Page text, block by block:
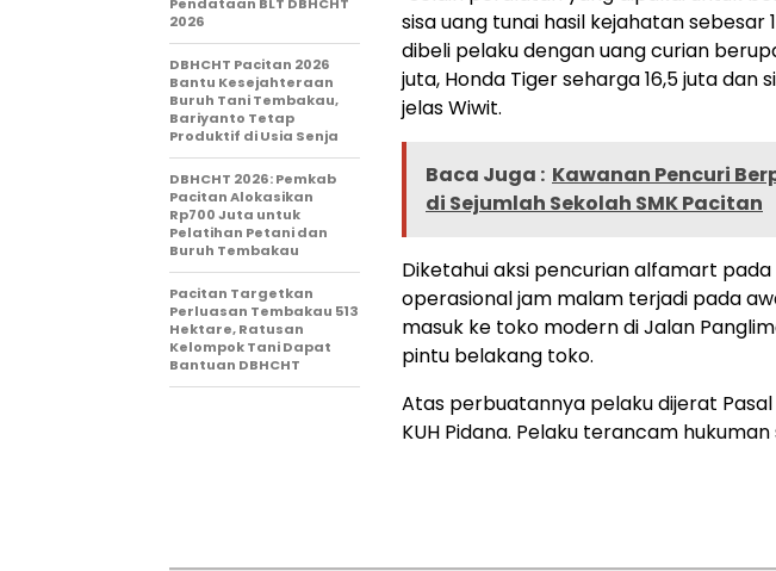
sisa uang tunai hasil kejahatan
dibeli pelaku dengan uang curian
juta, Honda Tiger seharga 16,5 juta dan
jelas Wiwit.
Baca Juga : Kawanan Pencuri
di Sejumlah Sekolah SMK Pacitan
Diketahui aksi pencurian alfamart
operasional jam malam terjadi pada
masuk ke toko modern di Jalan
pintu belakang toko.
Atas perbuatannya pelaku dijerat
KUH Pidana. Pelaku terancam
2026
DBHCHT Pacitan 2026
Bantu Kesejahteraan
Buruh Tani Tembakau,
Bariyanto Tetap
Produktif di Usia Senja
DBHCHT 2026: Pemkab
Pacitan Alokasikan
Rp700 Juta untuk
Pelatihan Petani dan
Buruh Tembakau
Pacitan Targetkan
Perluasan Tembakau 513
Hektare, Ratusan
Kelompok Tani Dapat
Bantuan DBHCHT